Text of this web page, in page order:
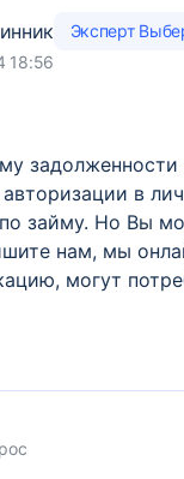
Эксперт
18:56
авторизации в
займу. Но Вы
нам, мы
могут